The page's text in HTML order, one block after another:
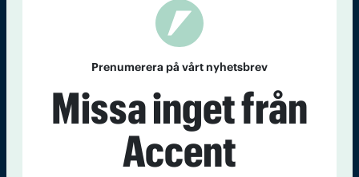
Accent
Prenumerera på vårt nyhetsbrev
Missa inget från
Accent